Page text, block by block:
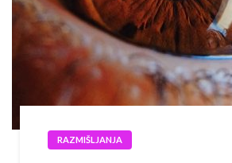
RAZMIŠLJANJA